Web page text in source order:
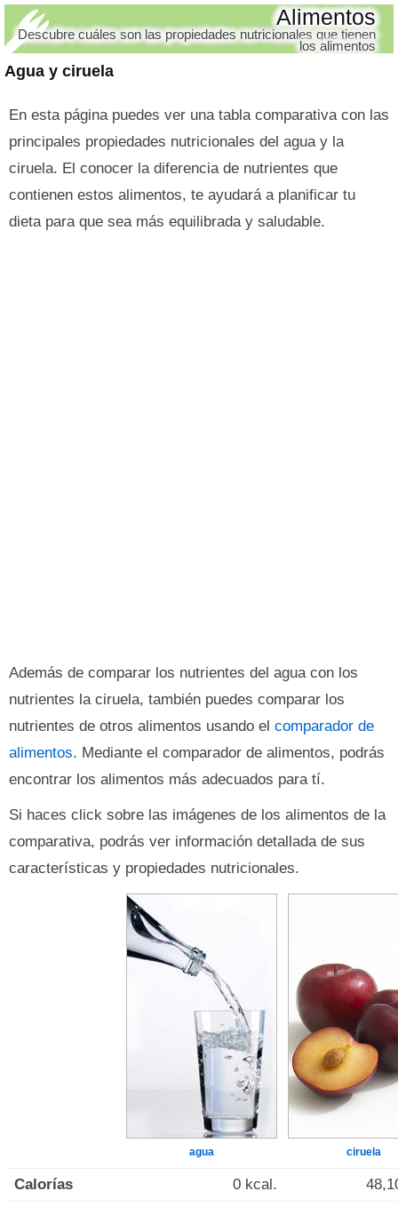
Agua y ciruela
Alimentos
Descubre cuáles son las propiedades nutricionales que tienen
los alimentos
En esta página puedes ver una tabla comparativa con las
principales propiedades nutricionales del agua y la
ciruela. El conocer la diferencia de nutrientes que
contienen estos alimentos, te ayudará a planificar tu
dieta para que sea más equilibrada y saludable.
Además de comparar los nutrientes del agua con los
nutrientes la ciruela, también puedes comparar los
nutrientes de otros alimentos usando el comparador de
alimentos. Mediante el comparador de alimentos, podrás
encontrar los alimentos más adecuados para tí.
Si haces click sobre las imágenes de los alimentos de la
comparativa, podrás ver información detallada de sus
características y propiedades nutricionales.
agua ciruela
Calorías 0 kcal.